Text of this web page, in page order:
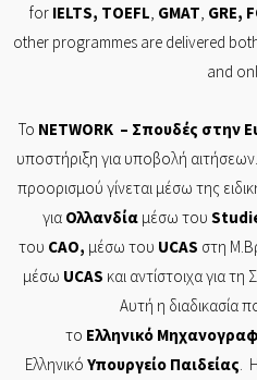
for IELTS, TOEFL, GMAT, GRE,
other programmes are delivered
and
Το NETWORK – Σπουδές στην
υποστήριξη για υποβολή
προορισμού γίνεται μέσω της
για Ολλανδία μέσω του
του CAO, μέσω του UCAS στη
μέσω UCAS και αντίστοιχα για τη
Αυτή η διαδικασία
το Ελληνικό
Ελληνικό Υπουργείο Παιδείας.